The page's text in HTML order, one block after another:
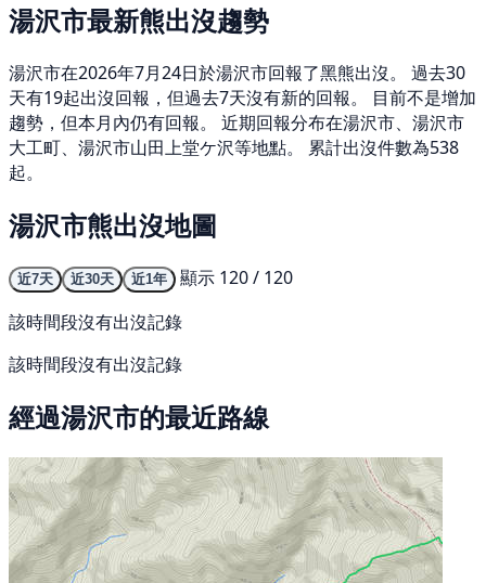
湯沢市最新熊出沒趨勢
湯沢市在2026年7月24日於湯沢市回報了黑熊出沒。 過去30
天有19起出沒回報，但過去7天沒有新的回報。 目前不是增加
趨勢，但本月內仍有回報。 近期回報分布在湯沢市、湯沢市
大工町、湯沢市山田上堂ケ沢等地點。 累計出沒件數為538
起。
湯沢市熊出沒地圖
近7天 近30天 近1年
顯示 120 / 120
該時間段沒有出沒記錄
該時間段沒有出沒記錄
經過湯沢市的最近路線